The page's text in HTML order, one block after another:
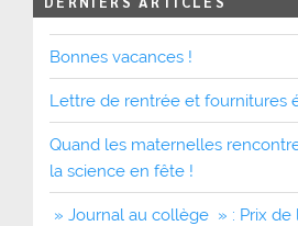
Bonnes vacances !
Lettre de rentrée et fournitures
Quand les maternelles
la science en fête !
» Journal au collège » : Prix de